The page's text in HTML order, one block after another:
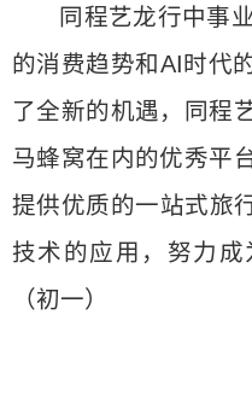
同程艺龙行中事
的消费趋势和AI时代
了全新的机遇，同程
马蜂窝在内的优秀平
提供优质的一站式旅
技术的应用，努力成
（初一）